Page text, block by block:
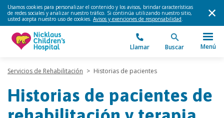
Usamos cookies para personalizar el contenido y los avisos, brindar características
de redes sociales y analizar nuestro tráfico. Si continúa utilizando nuestro sitio,
usted acepta nuestro uso de cookies. Avisos y exenciones de responsabilidad.
Llamar Buscar Menú
Servicios de Rehabilitación > Historias de pacientes
Historias de pacientes de